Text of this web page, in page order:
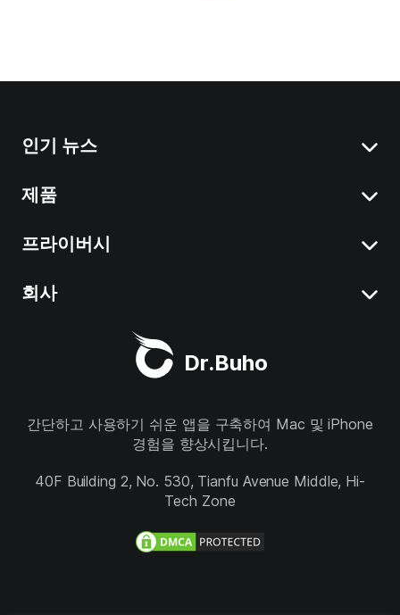
Dr.Buho
간단하고 사용하기 쉬운 앱을 구축하여 Mac 및 iPhone
경험을 향상시킵니다.
40F Building 2, No. 530, Tianfu Avenue Middle, Hi-
Tech Zone
인기 뉴스
Mac에서 시스템 데이터 삭제
Mac에서 앱 삭제
제품
BuhoCleaner
BuhoUnlocker
프라이버시
조항
회사
스토어
우리를 따르십시오